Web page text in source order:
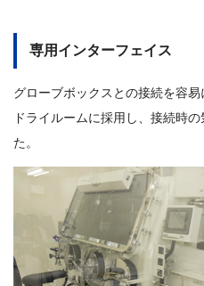
専用インターフェイス
グローブボックスとの接続を容
ドライルームに採用し、接続時
た。